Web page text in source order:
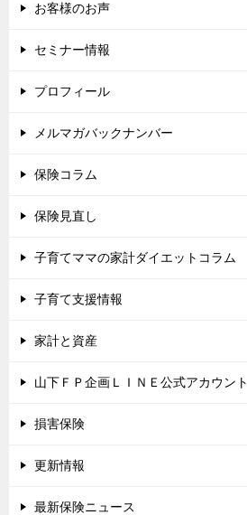
お客様のお声
セミナー情報
プロフィール
メルマガバックナンバー
保険コラム
保険見直し
子育てママの家計ダイエットコラム
子育て支援情報
家計と資産
山下ＦＰ企画ＬＩＮＥ公式アカウント
損害保険
更新情報
最新保険ニュース